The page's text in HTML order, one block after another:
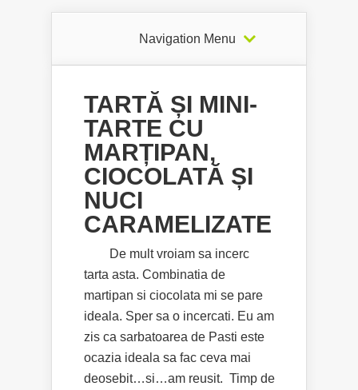
Navigation Menu
TARTĂ ȘI MINI-
TARTE CU
MARȚIPAN,
CIOCOLATĂ ȘI
NUCI
CARAMELIZATE
De mult vroiam sa incerc
tarta asta. Combinatia de
martipan si ciocolata mi se pare
ideala. Sper sa o incercati. Eu am
zis ca sarbatoarea de Pasti este
ocazia ideala sa fac ceva mai
deosebit…si…am reusit. Timp de